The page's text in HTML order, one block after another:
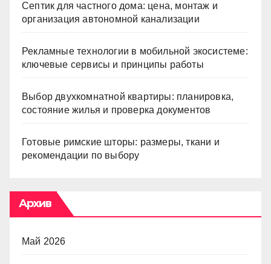
Септик для частного дома: цена, монтаж и
организация автономной канализации
Рекламные технологии в мобильной экосистеме:
ключевые сервисы и принципы работы
Выбор двухкомнатной квартиры: планировка,
состояние жилья и проверка документов
Готовые римские шторы: размеры, ткани и
рекомендации по выбору
Архив
Май 2026